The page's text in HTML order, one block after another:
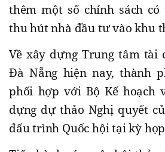
thêm một số chính sách
thu hút nhà đầu tư vào khu
Về xây dựng Trung tâm tài
Đà Nẵng hiện nay, thành
phối hợp với Bộ Kế hoạch
dựng dự thảo Nghị quyết
đấu trình Quốc hội tại kỳ